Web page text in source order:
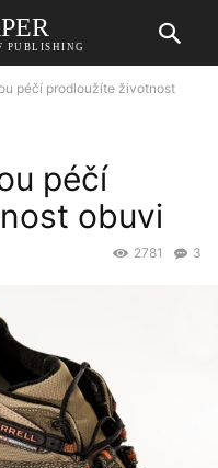
PUBLISHING
péčí prodloužíte životnost
péčí
obuvi
3
2781